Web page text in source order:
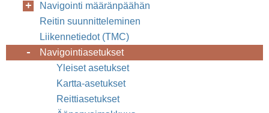
Navigointi määränpäähän
Reitin suunnitteleminen
Liikennetiedot (TMC)
Navigointiasetukset
Yleiset asetukset
Kartta-asetukset
Reittiasetukset